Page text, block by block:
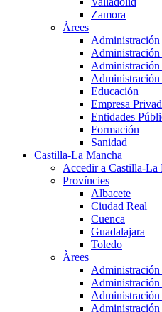
Zamora
Àrees
Administración
Administración
Administración
Educación
Empresa
Entidades
Formación
Sanidad
Castilla-La Mancha
Accedir a Castilla-La
Províncies
Albacete
Ciudad Real
Cuenca
Guadalajara
Toledo
Àrees
Administración
Administración
Administración